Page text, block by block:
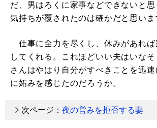
だ、男はろくに家事などできないと
気持ちが覆されたのは確かだと思いま
仕事に全力を尽くし、休みがあれば
してくれる。これほどいい夫はいな
さんはやはり自分がすべきことを迅
に妬みを感じたのだろうか。
次ページ： 夜の営みを拒否する妻